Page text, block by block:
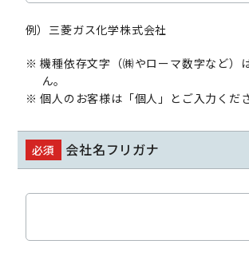
例）三菱ガス化学株式会社
※ 機種依存文字（㈱やローマ数字など）
ん。
※ 個人のお客様は「個人」とご入力くださ
必須 会社名フリガナ